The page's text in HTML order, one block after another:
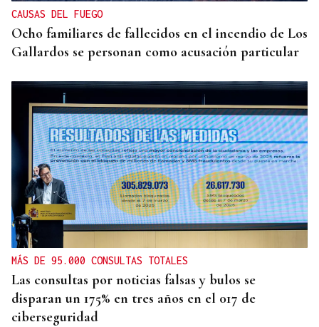
CAUSAS DEL FUEGO
Ocho familiares de fallecidos en el incendio de Los
Gallardos se personan como acusación particular
MÁS DE 95.000 CONSULTAS TOTALES
Las consultas por noticias falsas y bulos se
disparan un 175% en tres años en el 017 de
ciberseguridad